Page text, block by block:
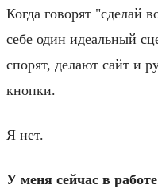
Когда говорят "сделай
себе один идеальный
спорят, делают сайт и
кнопки.
Я нет.
У меня сейчас в